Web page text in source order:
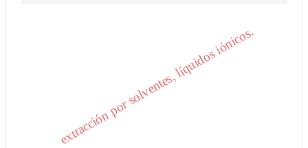
extracción por solventes, líquidos iónicos.